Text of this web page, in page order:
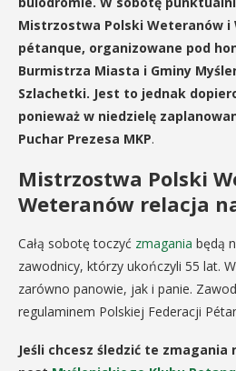
Mistrzostwa Polski Weteranów
pétanque, organizowane pod
Burmistrza Miasta i Gminy
Szlachetki. Jest to jednak
ponieważ w niedzielę
Puchar Prezesa MKP.
Mistrzostwa Polski
Weteranów relacja
Całą sobotę toczyć zmagania będą
zawodnicy, którzy ukończyli 55 lat.
zarówno panowie, jak i panie.
regulaminem Polskiej Federacji
Jeśli chcesz śledzić te zmagania